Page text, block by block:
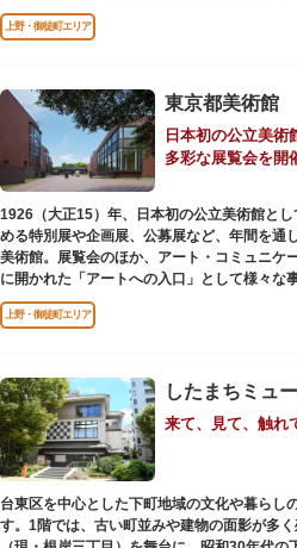
やフォトスポットとして親しまれています。
れた像は、愛犬のツンと一緒にうさぎ狩りに
上野公園にお立ち寄りの際は、ぜひ「上野の
上野・御徒町エリア
東京都美術館
日本初の公立美術
多彩な展覧会を開
1926（大正15）年、日本初の公立美術館と
める特別展や企画展、公募展など、年間を通
美術館。展覧会のほか、アート・コミュニケ
に開かれた「アートへの入口」として様々な
レストランやミュージアムショップも充実。
ンからは、美術館のプロムナードや四季折々
能です（観覧料は展覧会によって異なります
料等の詳細は公式サイトをご確認ください）。
専門のスタッフに子供を預け、ゆっくりと展
ス「パパママデー（事前予約制）」や、個室
用のお湯のサービスもあるのでファミリーに
レンガ色のタイル張りの建物は、日本のモダ
設計。
上野・御徒町エリア
したまちミュ
来て、見て、触れ
台東区を中心とした下町地域の文化や暮らし
す。1階では、古い町並みや建物の面影が多